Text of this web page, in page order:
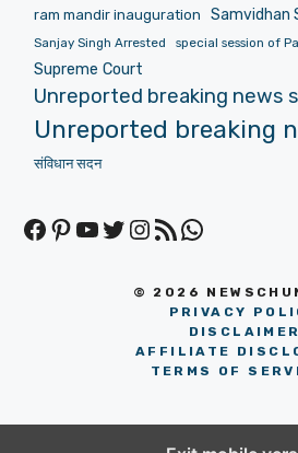
ram mandir inauguration
Samvidhan
Sanjay Singh Arrested special session of
Supreme Court
Unreported breaking news
Unreported breaking
संविधान सदन
Facebook
Pinterest
YouTube
Twitter
Instagram
RSS FeedWhatsApp
© 2026
PRIVACY
DISCLAIMER
AFFILIATE
TERMS OF